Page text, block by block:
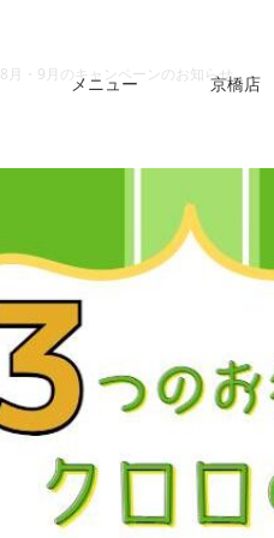
メニュー 京橋店
8月・9月のキャンペーンのお知らせ